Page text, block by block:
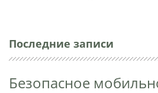
Последние записи
Безопасное